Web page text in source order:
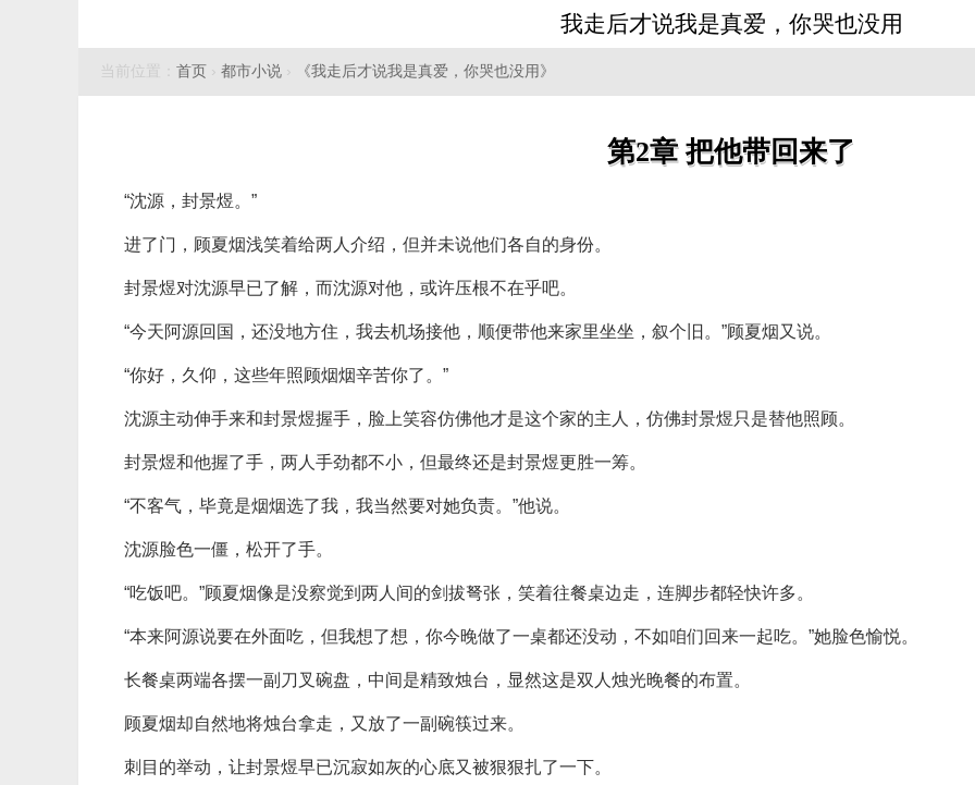
我走后才说我是真爱，你哭也没用
当前位置： 首页 › 都市小说 › 《我走后才说我是真爱，你哭也没用》
第2章 把他带回来了
“沈源，封景煜。”
进了门，顾夏烟浅笑着给两人介绍，但并未说他们各自的身份。
封景煜对沈源早已了解，而沈源对他，或许压根不在乎吧。
“今天阿源回国，还没地方住，我去机场接他，顺便带他来家里坐坐，叙个旧。”顾夏烟又说。
“你好，久仰，这些年照顾烟烟辛苦你了。”
沈源主动伸手来和封景煜握手，脸上笑容仿佛他才是这个家的主人，仿佛封景煜只是替他照顾。
封景煜和他握了手，两人手劲都不小，但最终还是封景煜更胜一筹。
“不客气，毕竟是烟烟选了我，我当然要对她负责。”他说。
沈源脸色一僵，松开了手。
“吃饭吧。”顾夏烟像是没察觉到两人间的剑拔弩张，笑着往餐桌边走，连脚步都轻快许多。
“本来阿源说要在外面吃，但我想了想，你今晚做了一桌都还没动，不如咱们回来一起吃。”她脸色愉悦。
长餐桌两端各摆一副刀叉碗盘，中间是精致烛台，显然这是双人烛光晚餐的布置。
顾夏烟却自然地将烛台拿走，又放了一副碗筷过来。
刺目的举动，让封景煜早已沉寂如灰的心底又被狠狠扎了一下。